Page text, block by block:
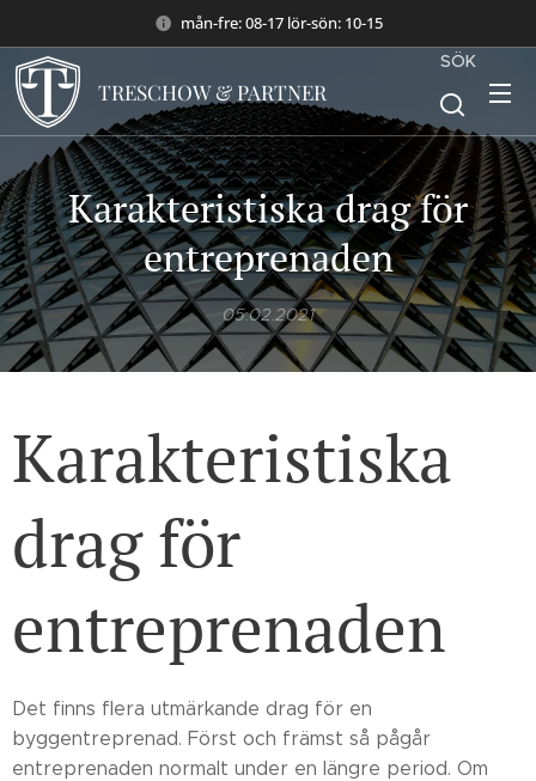
mån-fre: 08-17 lör-sön: 10-15
TRESCHOW & PARTNER
SÖK
Karakteristiska drag för
entreprenaden
05.02.2021
Karakteristiska
drag för
entreprenaden
Det finns flera utmärkande drag för en
byggentreprenad. Först och främst så pågår
entreprenaden normalt under en längre period. Om